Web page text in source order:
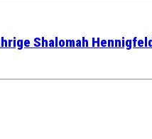
Shalomah